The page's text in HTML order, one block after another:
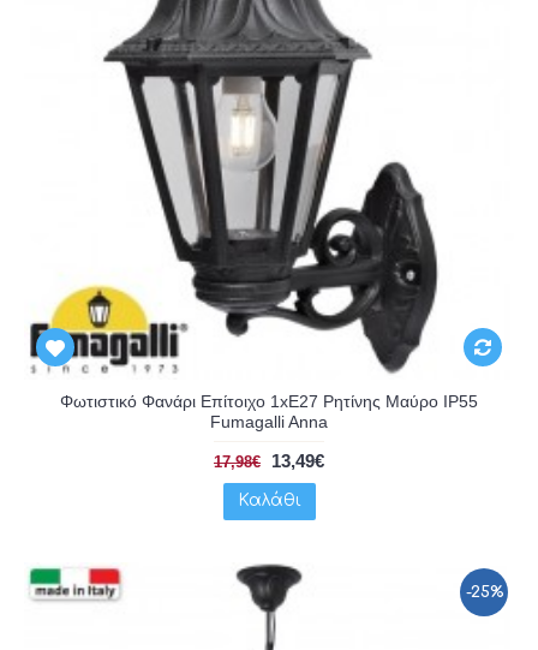
Φωτιστικό Φανάρι Επίτοιχο 1xE27 Ρητίνης Μαύρο IP55
Fumagalli Anna
17,98€ 13,49€
Καλάθι
-25%